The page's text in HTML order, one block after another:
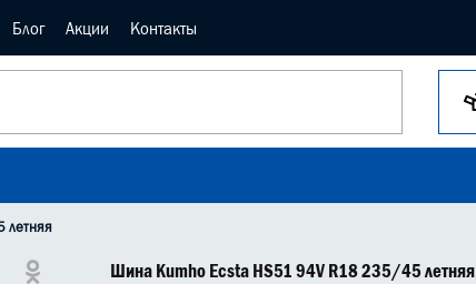
Блог Акции Контакты
летняя
Шина Kumho Ecsta HS51 94V R18 235/45 летняя